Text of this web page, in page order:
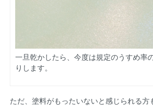
一旦乾かしたら、今度は規定のうすめ率
りします。
ただ、塗料がもったいないと感じられる方